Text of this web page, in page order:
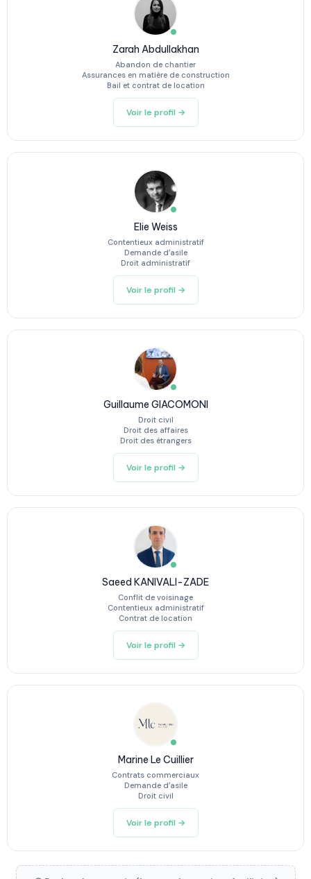
Zarah Abdullakhan
Abandon de chantier
Assurances en matière de construction
Bail et contrat de location
Voir le profil →
Elie Weiss
Contentieux administratif
Demande d’asile
Droit administratif
Voir le profil →
Guillaume GIACOMONI
Droit civil
Droit des affaires
Droit des étrangers
Voir le profil →
Saeed KANIVALI-ZADE
Conflit de voisinage
Contentieux administratif
Contrat de location
Voir le profil →
Marine Le Cuillier
Contrats commerciaux
Demande d’asile
Droit civil
Voir le profil →